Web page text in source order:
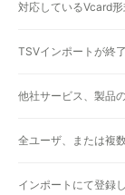
対応しているVcard
TSVインポートが終
他社サービス、製品
全ユーザ、または複
インポートにて登録